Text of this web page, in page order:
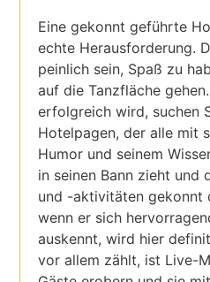
Eine gekonnt geführte
echte Herausforderung.
peinlich sein, Spaß zu
auf die Tanzfläche
erfolgreich wird, suchen
Hotelpagen, der alle mit
Humor und seinem
in seinen Bann zieht und
und -aktivitäten gekonnt
wenn er sich
auskennt, wird hier
vor allem zählt, ist Live-